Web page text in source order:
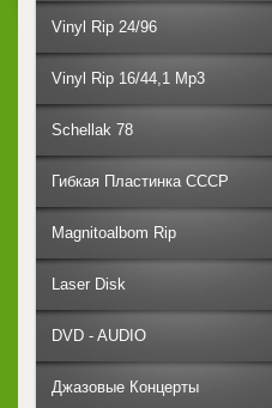
Vinyl Rip 24/96
Vinyl Rip 16/44,1 Mp3
Schellak 78
Гибкая Пластинка СССР
Magnitoalbom Rip
Laser Disk
DVD - AUDIO
Джазовые Концерты